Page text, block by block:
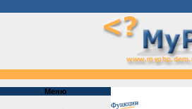
Меню